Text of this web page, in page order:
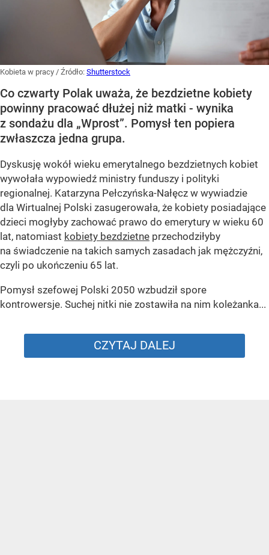
Kobieta w pracy / Źródło: Shutterstock
Co czwarty Polak uważa, że bezdzietne kobiety
powinny pracować dłużej niż matki - wynika
z sondażu dla „Wprost”. Pomysł ten popiera
zwłaszcza jedna grupa.
Dyskusję wokół wieku emerytalnego bezdzietnych kobiet
wywołała wypowiedź ministry funduszy i polityki
regionalnej. Katarzyna Pełczyńska-Nałęcz w wywiadzie
dla Wirtualnej Polski zasugerowała, że kobiety posiadające
dzieci mogłyby zachować prawo do emerytury w wieku 60
lat, natomiast kobiety bezdzietne przechodziłyby
na świadczenie na takich samych zasadach jak mężczyźni,
czyli po ukończeniu 65 lat.
Pomysł szefowej Polski 2050 wzbudził spore
kontrowersje. Suchej nitki nie zostawiła na nim koleżanka...
CZYTAJ DALEJ